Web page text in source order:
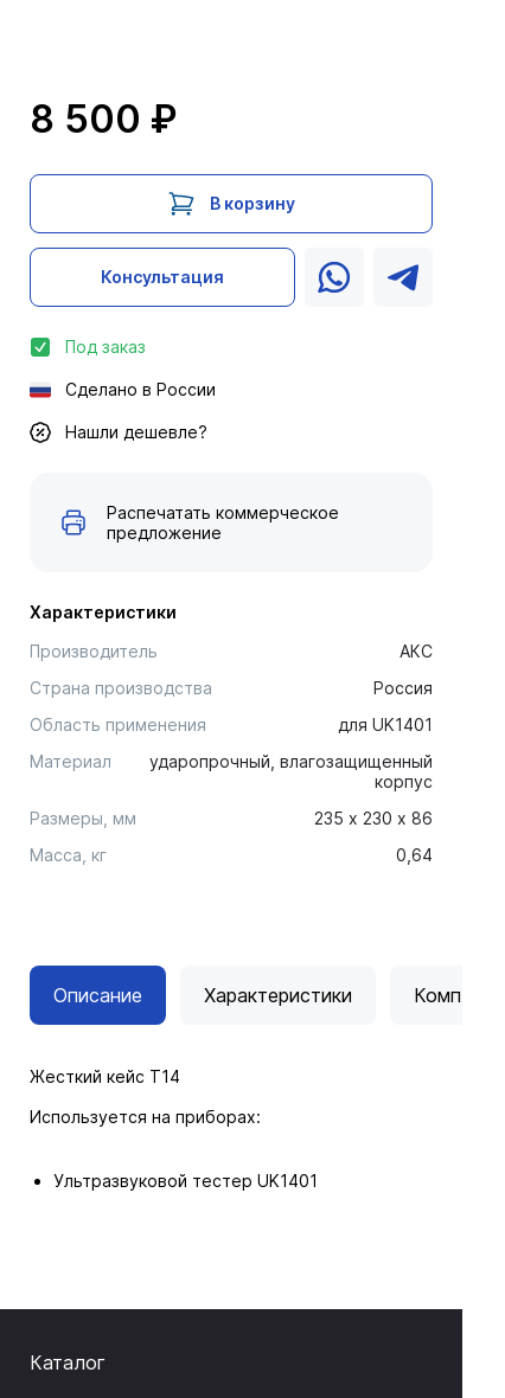
Характеристики
Производитель
АКС
Страна производства
Россия
Область применения
для UK1401
Материал
ударопрочный, влагозащищенный
корпус
Размеры, мм
235 х 230 х 86
Масса, кг
0,64
8 500 ₽
В корзину
Консультация
Под заказ
Сделано в России
Нашли дешевле?
Распечатать коммерческое
предложение
Описание Характеристики
Жесткий кейс Т14
Используется на приборах:
Ультразвуковой тестер UK1401
Каталог